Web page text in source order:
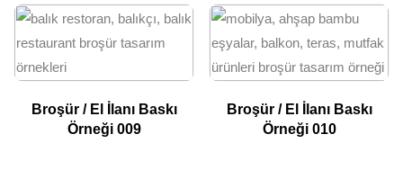
Broşür / El İlanı Baskı
Örneği 009
Broşür / El İlanı Baskı
Örneği 010